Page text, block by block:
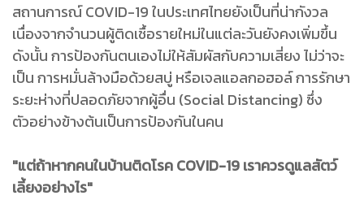
สถานการณ์ COVID-19 ในประเทศไทยยังเป็นที่น่ากังวล
เนื่องจากจำนวนผู้ติดเชื้อรายใหม่ในแต่ละวันยังคงเพิ่มขึ้น
ดังนั้น การป้องกันตนเองไม่ให้สัมผัสกับความเสี่ยง ไม่ว่าจะ
เป็น การหมั่นล้างมือด้วยสบู่ หรือเจลแอลกอฮอล์ การรักษา
ระยะห่างที่ปลอดภัยจากผู้อื่น (Social Distancing) ซึ่ง
ตัวอย่างข้างต้นเป็นการป้องกันในคน
"แต่ถ้าหากคนในบ้านติดโรค COVID-19 เราควรดูแลสัตว์
เลี้ยงอย่างไร"